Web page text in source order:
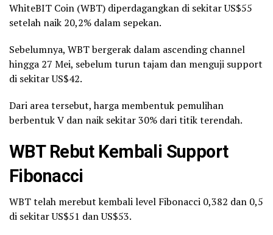
WhiteBIT Coin (WBT) diperdagangkan di sekitar US$55
setelah naik 20,2% dalam sepekan.
Sebelumnya, WBT bergerak dalam ascending channel
hingga 27 Mei, sebelum turun tajam dan menguji support
di sekitar US$42.
Dari area tersebut, harga membentuk pemulihan
berbentuk V dan naik sekitar 30% dari titik terendah.
WBT Rebut Kembali Support
Fibonacci
WBT telah merebut kembali level Fibonacci 0,382 dan 0,5
di sekitar US$51 dan US$53.